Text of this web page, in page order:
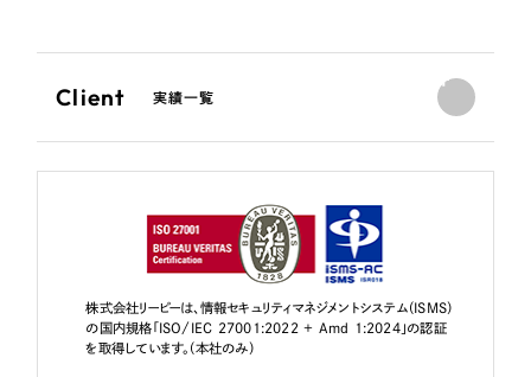
Client 実績一覧
株式会社リーピーは、情報セキュリティマネジメントシステム（ISMS）
の国内規格「ISO/IEC 27001:2022 + Amd 1:2024」の認証
を取得しています。（本社のみ）